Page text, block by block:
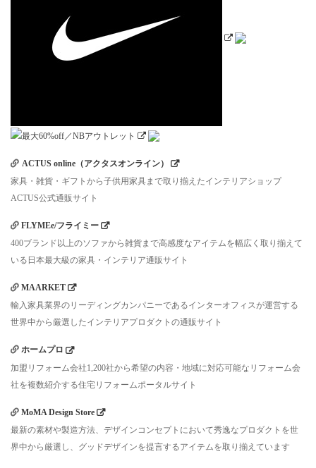
ACTUS online（アクタスオンライン）
家具・雑貨・ギフトから子供用家具まで取り揃えたインテリアショップ
ACTUS公式通販サイト
FLYMEe/フライミー
400ブランド以上のソファから雑貨まで高感度なアイテムを幅広く取り揃えて
いる日本最大級の家具・インテリア通販サイト
MAARKET
輸入家具業界のリーディングカンパニーであるインターオフィスが運営する
世界中から厳選したインテリアプロダクトの通販サイト
ホームプロ
加盟リフォーム会社1,200社から希望の内容・地域に対応可能なリフォーム会
社を複数紹介する住宅リフォームポータルサイト
MoMA Design Store
最新の素材や製造方法、デザインコンセプトにおいて秀逸なプロダクトを世
界中から厳選し、グッドデザインを提言するアイテムを取り揃えています